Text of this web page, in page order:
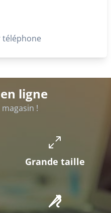
téléphone
ligne
!
Grande taille